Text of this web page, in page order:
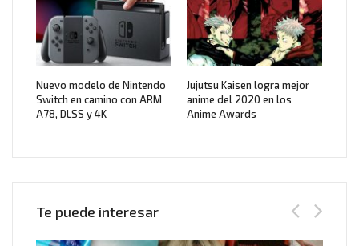
Nuevo modelo de Nintendo
Switch en camino con ARM
A78, DLSS y 4K
Jujutsu Kaisen logra mejor
anime del 2020 en los
Anime Awards
Te puede interesar